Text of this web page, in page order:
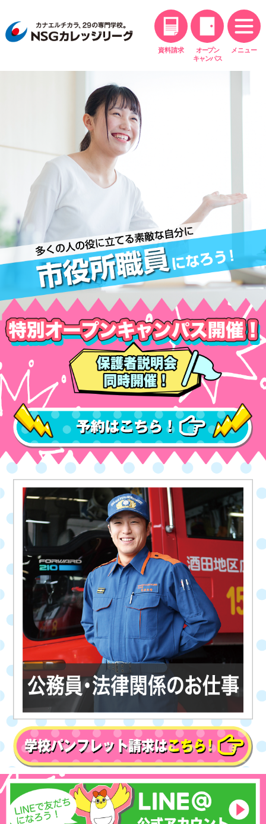
資料請求
オープン
キャンパス
メニュー